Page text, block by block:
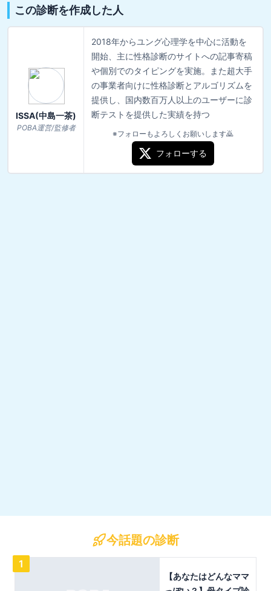
この診断を作成した人
ISSA(中島一茶)
POBA運営/監修者
2018年からユング心理学を中心に活動を
開始、主に性格診断のサイトへの記事寄稿
や個別でのタイピングを実施。また超大手
の事業者向けに性格診断とアルゴリズムを
提供し、国内数百万人以上のユーザーに診
断テストを提供した実績を持つ
※フォローもよろしくお願いします🙇
フォローする
今話題の診断
1
【あなたはどんなママ